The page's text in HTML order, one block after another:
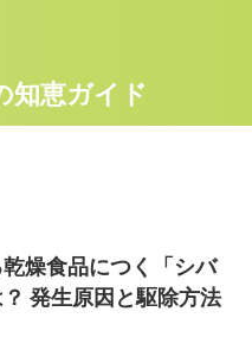
知恵ガイド
燥食品につく「シバ
発生原因と駆除方法